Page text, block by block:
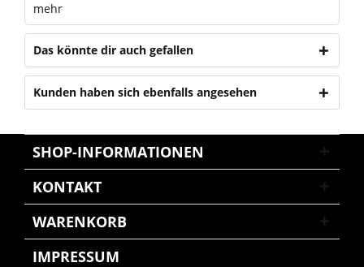
mehr
Das könnte dir auch gefallen
Kunden haben sich ebenfalls angesehen
SHOP-INFORMATIONEN
KONTAKT
WARENKORB
IMPRESSUM